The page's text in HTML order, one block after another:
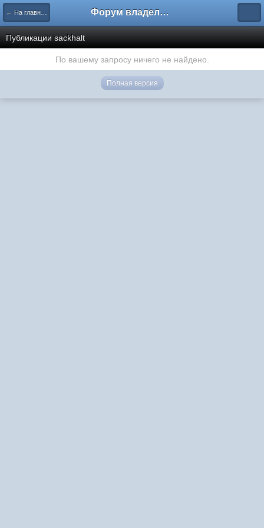
← На главную Форум владельцев интернет-магазинов
Публикации sackhalt
По вашему запросу ничего не найдено.
Полная версия